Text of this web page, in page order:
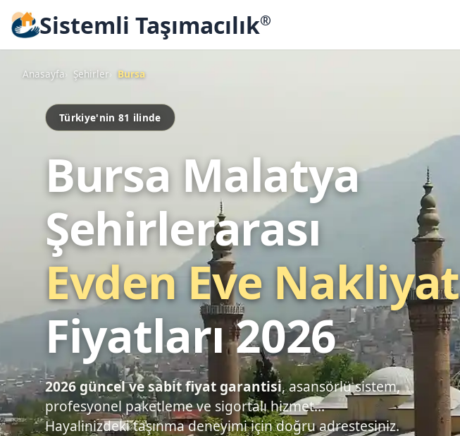
Sistemli Taşımacılık®
Anasayfa Şehirler Bursa
Türkiye'nin 81 ilinde
Bursa Malatya
Şehirlerarası
Evden Eve Nakliyat
Fiyatları 2026
2026 güncel ve sabit fiyat garantisi, asansörlü sistem,
profesyonel paketleme ve sigortalı hizmet...
Hayalinizdeki taşınma deneyimi için doğru adrestesiniz.